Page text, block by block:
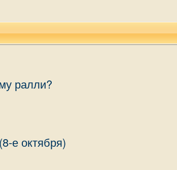
ралли?
е октября)